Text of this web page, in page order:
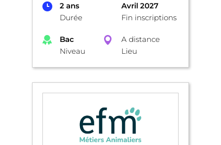
2 ans
Durée
Avril 2027
Fin inscriptions
Bac
Niveau
A distance
Lieu